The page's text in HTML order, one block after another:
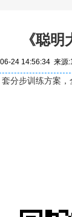
《聪明
06-24 14:56:34 来
分步训练方案，